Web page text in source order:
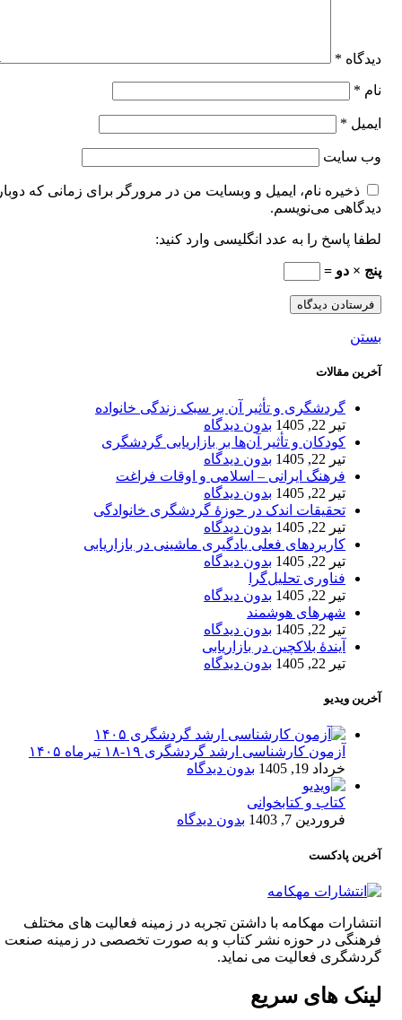
دیدگاه *
نام *
ایمیل *
وب‌ سایت
ذخیره نام، ایمیل و وبسایت من در مرورگر برای زمانی که
دیدگاهی می‌نویسم.
لطفا پاسخ را به عدد انگلیسی وارد کنید:
پنج × دو =
بستن
آخرین مقالات
گردشگری و تأثیر آن بر سبک زندگی خانواده
تیر 22, 1405
بدون دیدگاه
کودکان و تأثیر آن‌ها بر بازاریابی گردشگری
تیر 22, 1405
بدون دیدگاه
فرهنگ ایرانی – اسلامی و اوقات فراغت
تیر 22, 1405
بدون دیدگاه
تحقیقات اندک در حوزۀ گردشگری خانوادگی
تیر 22, 1405
بدون دیدگاه
کاربردهای فعلی یادگیری ماشینی در بازاریابی
تیر 22, 1405
بدون دیدگاه
فناوری تحلیل‌گرا
تیر 22, 1405
بدون دیدگاه
شهرهای هوشمند
تیر 22, 1405
بدون دیدگاه
آیندۀ بلاکچین در بازاریابی
تیر 22, 1405
بدون دیدگاه
آخرین ویدیو
آزمون کارشناسی ارشد گردشگری ۱۹-۱۸ تیرماه ۱۴۰۵
خرداد 19, 1405
بدون دیدگاه
کتاب و کتابخوانی
فروردین 7, 1403
بدون دیدگاه
آخرین پادکست
انتشارات مهکامه با داشتن تجربه در زمینه فعالیت های مختلف
فرهنگی در حوزه نشر کتاب و به صورت تخصصی در زمینه صنعت
گردشگری فعالیت می نماید.
لینک های سریع